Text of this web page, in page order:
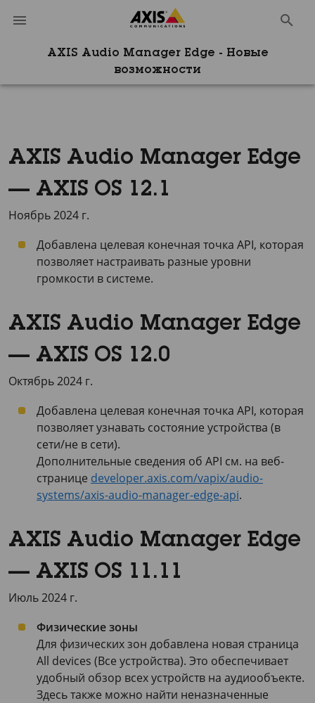
AXIS Audio Manager Edge - Новые
возможности
AXIS Audio Manager Edge
— AXIS OS 12.1
Ноябрь 2024 г.
Добавлена целевая конечная точка API, которая
позволяет настраивать разные уровни
громкости в системе.
AXIS Audio Manager Edge
— AXIS OS 12.0
Октябрь 2024 г.
Добавлена целевая конечная точка API, которая
позволяет узнавать состояние устройства (в
сети/не в сети).
Дополнительные сведения об API см. на веб-
странице developer.axis.com/vapix/audio-
systems/axis-audio-manager-edge-api.
AXIS Audio Manager Edge
— AXIS OS 11.11
Июль 2024 г.
Физические зоны
Для физических зон добавлена новая страница
All devices (Все устройства). Это обеспечивает
удобный обзор всех устройств на аудиообъекте.
Здесь также можно найти неназначенные